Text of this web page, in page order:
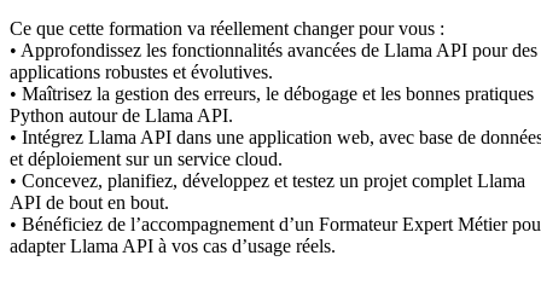
Ce que cette formation va réellement changer pour vous :
• Approfondissez les fonctionnalités avancées de Llama API pour des
applications robustes et évolutives.
• Maîtrisez la gestion des erreurs, le débogage et les bonnes pratiques
Python autour de Llama API.
• Intégrez Llama API dans une application web, avec base de
et déploiement sur un service cloud.
• Concevez, planifiez, développez et testez un projet complet Llama
API de bout en bout.
• Bénéficiez de l’accompagnement d’un Formateur Expert Métier
adapter Llama API à vos cas d’usage réels.